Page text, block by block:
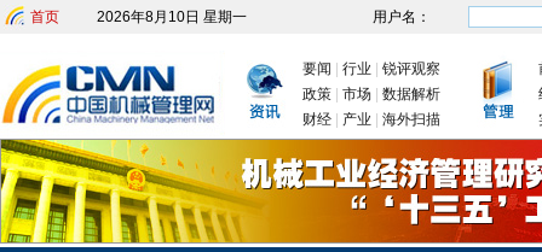
首页 2026年8月10日 星期一 用户名：
要闻 行业
锐评观察
政策
市场
数据解析
财经
产业 海外扫描